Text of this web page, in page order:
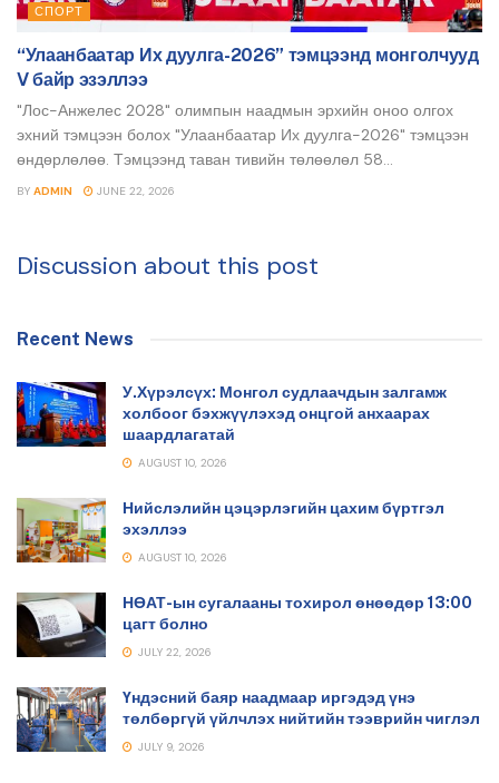
СПОРТ
“Улаанбаатар Их дуулга-2026” тэмцээнд монголчууд
V байр эзэллээ
"Лос-Анжелес 2028" олимпын наадмын эрхийн оноо олгох
эхний тэмцээн болох "Улаанбаатар Их дуулга-2026" тэмцээн
өндөрлөлөө. Тэмцээнд таван тивийн төлөөлөл 58...
BY ADMIN JUNE 22, 2026
Discussion about this post
Recent News
У.Хүрэлсүх: Монгол судлаачдын залгамж
холбоог бэхжүүлэхэд онцгой анхаарах
шаардлагатай
AUGUST 10, 2026
Нийслэлийн цэцэрлэгийн цахим бүртгэл
эхэллээ
AUGUST 10, 2026
НӨАТ-ын сугалааны тохирол өнөөдөр 13:00
цагт болно
JULY 22, 2026
Үндэсний баяр наадмаар иргэдэд үнэ
төлбөргүй үйлчлэх нийтийн тээврийн чиглэл
JULY 9, 2026